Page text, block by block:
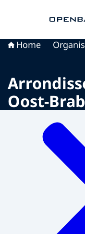
Home
Oost-